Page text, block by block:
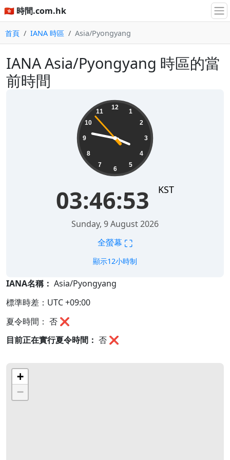
🇭🇰 時間.com.hk
首頁 IANA 時區 Asia/Pyongyang
IANA Asia/Pyongyang 時區的當
前時間
12
1
2
3
4
5
6
7
8
9
10
11
03:46:53 KST
Sunday, 9 August 2026
全螢幕 ⛶
顯示12小時制
IANA名稱： Asia/Pyongyang
標準時差：UTC +09:00
夏令時間： 否 ❌
目前正在實行夏令時間： 否 ❌
+
−